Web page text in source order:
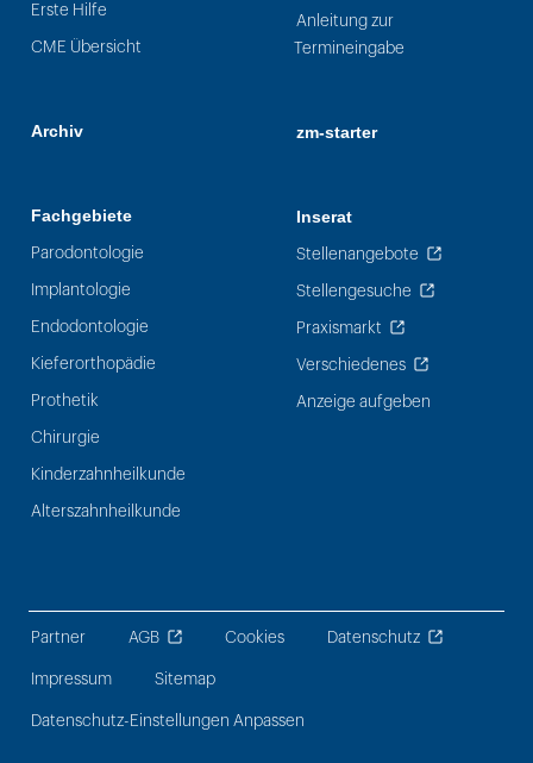
Erste Hilfe
CME Übersicht
Archiv
Fachgebiete
Parodontologie
Implantologie
Endodontologie
Kieferorthopädie
Prothetik
Chirurgie
Kinderzahnheilkunde
Alterszahnheilkunde
Anleitung zur
Termineingabe
zm-starter
Inserat
Stellenangebote
Stellengesuche
Praxismarkt
Verschiedenes
Anzeige aufgeben
Partner AGB Cookies Datenschutz
Impressum Sitemap
Datenschutz-Einstellungen Anpassen